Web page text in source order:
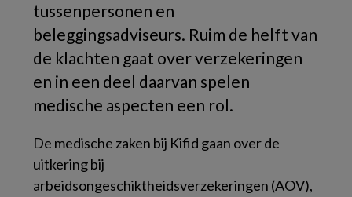
tussenpersonen en
beleggingsadviseurs. Ruim de helft van
de klachten gaat over verzekeringen
en in een deel daarvan spelen
medische aspecten een rol.
De medische zaken bij Kifid gaan over de
uitkering bij
arbeidsongeschiktheidsverzekeringen (AOV),